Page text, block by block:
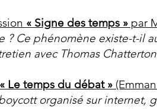
« Signe des temps » par
? Ce phénomène existe-t-il
avec Thomas
« Le temps du débat »
organisé sur